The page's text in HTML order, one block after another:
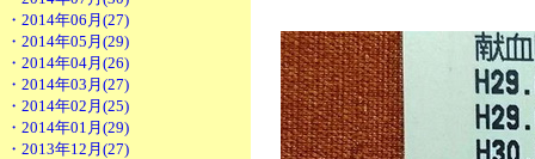
・2014年06月(27)
・2014年05月(29)
・2014年04月(26)
・2014年03月(27)
・2014年02月(25)
・2014年01月(29)
・2013年12月(27)